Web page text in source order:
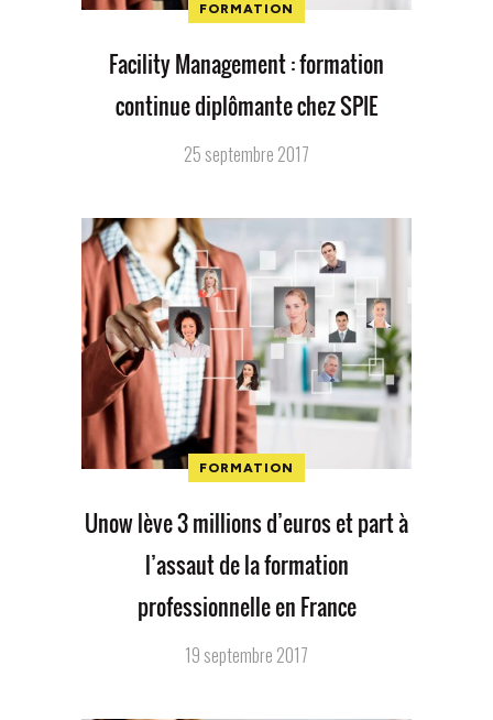
FORMATION
Facility Management : formation
continue diplômante chez SPIE
25 septembre 2017
FORMATION
Unow lève 3 millions d’euros et part à
l’assaut de la formation
professionnelle en France
19 septembre 2017